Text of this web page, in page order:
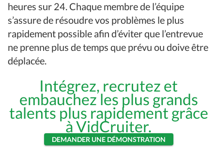
heures sur 24. Chaque membre de l’équipe
s’assure de résoudre vos problèmes le plus
rapidement possible afin d’éviter que l’entrevue
ne prenne plus de temps que prévu ou doive être
déplacée.
Intégrez, recrutez et
embauchez les plus grands
talents plus rapidement grâce
à VidCruiter.
DEMANDER UNE DÉMONSTRATION